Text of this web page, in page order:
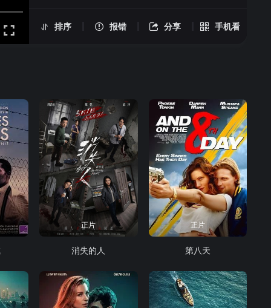
排序 报错 分享 手机看
正片
消失的人
正片
第八天